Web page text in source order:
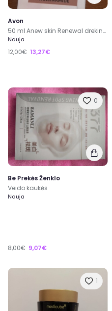
Avon
50 ml Anew skin Renewal drekinamas veido kremas spf 15 -12 eur,Šiauliai, kitur siunčiu
Nauja
12,00€ 13,27€
0
Be Prekės Ženklo
Veido kaukės
Nauja
8,00€ 9,07€
1